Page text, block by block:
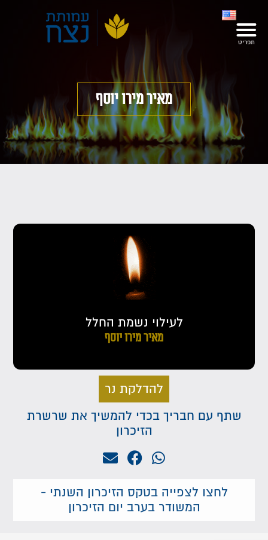
מאיר מירו יוסף
לעילוי נשמת החלל
מאיר מירו יוסף
להדלקת נר
שתף עם חבריך בכדי להמשיך את שרשרת
הזיכרון
לחצו לצפייה בטקס הזיכרון השנתי -
המשודר בערב יום הזיכרון